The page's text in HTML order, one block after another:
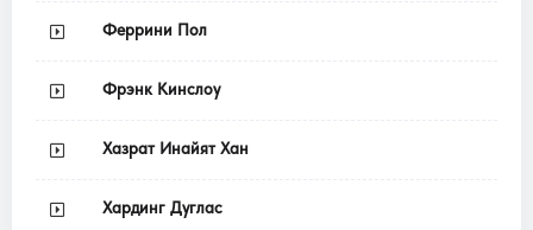
Феррини Пол
Фрэнк Кинслоу
Хазрат Инайят Хан
Хардинг Дуглас